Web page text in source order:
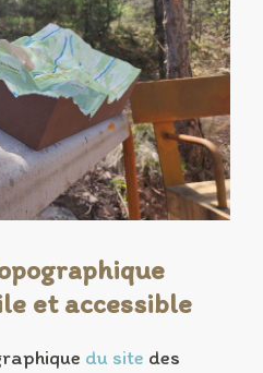
et accessible
du site des